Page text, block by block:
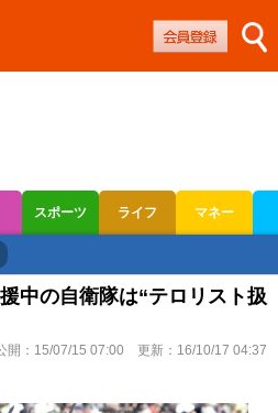
スポーツ ライフ マネー
ース
中の自衛隊は“テロリスト扱
開： 15/07/15 07:00 更新： 16/10/17 04:37